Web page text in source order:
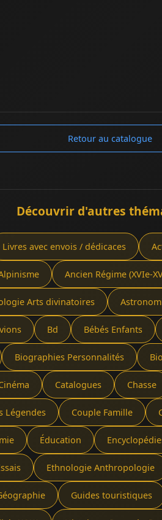
Retour au catalogue
Découvrir d'autres
Livres avec envois / dédicaces
Ancien Régime (XVIe-
Arts divinatoires
Bd Bébés Enfants
Biographies Personnalités
Catalogues Chasse
Légendes Couple Famille
Éducation
Ethnologie Anthropologie
Guides touristiques